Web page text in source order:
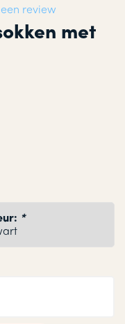
review
met
*